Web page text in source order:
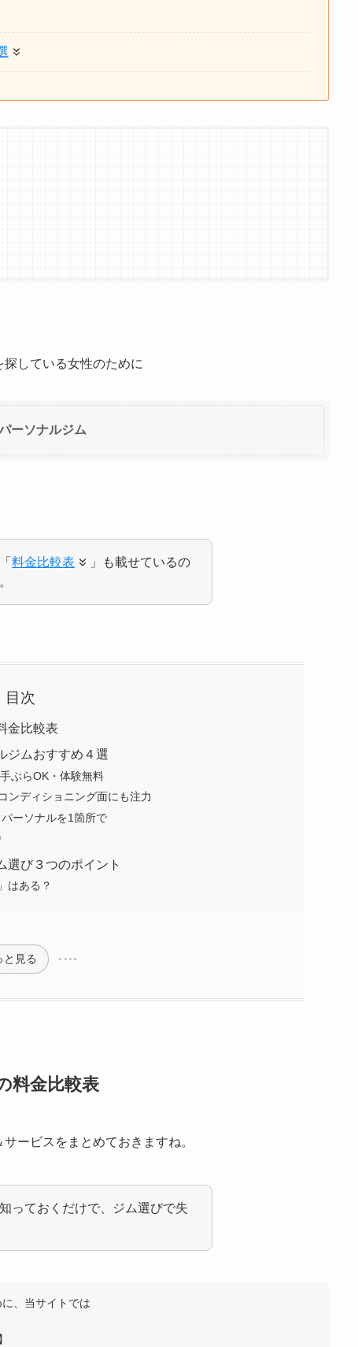
している女性のために
ーソナルジム
料金比較表
」も載せているの
目次
金比較表
ジムおすすめ４選
ぶらOK・体験無料
ンディショニング面にも注力
ーソナルを1箇所で
選び３つのポイント
はある？
と見る
料金比較表
ービスをまとめておきますね。
っておくだけで、ジム選びで失
、当サイトでは